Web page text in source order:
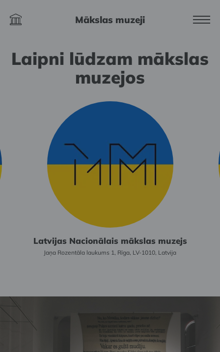
Mākslas muzeji
Laipni lūdzam mākslas
muzejos
Latvijas Nacionālais mākslas muzejs
Jaņa Rozentāla laukums 1, Rīga, LV-1010, Latvija